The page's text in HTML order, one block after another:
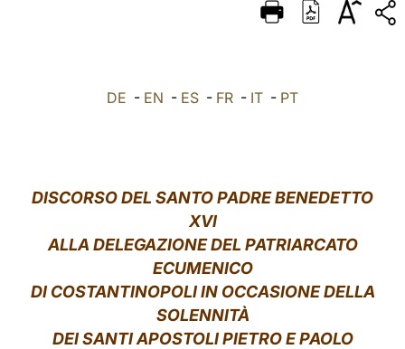
ITALIANO
LATINE
DE - EN - ES - FR - IT - PT
DISCORSO DEL SANTO PADRE BENEDETTO
XVI
ALLA DELEGAZIONE DEL PATRIARCATO
ECUMENICO
DI COSTANTINOPOLI IN OCCASIONE DELLA
SOLENNITÀ
DEI SANTI APOSTOLI PIETRO E PAOLO